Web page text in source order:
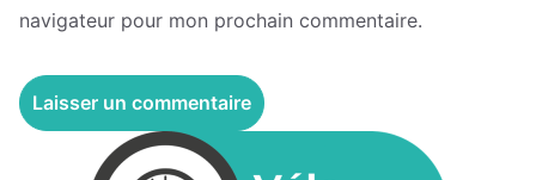
navigateur pour mon prochain commentaire.